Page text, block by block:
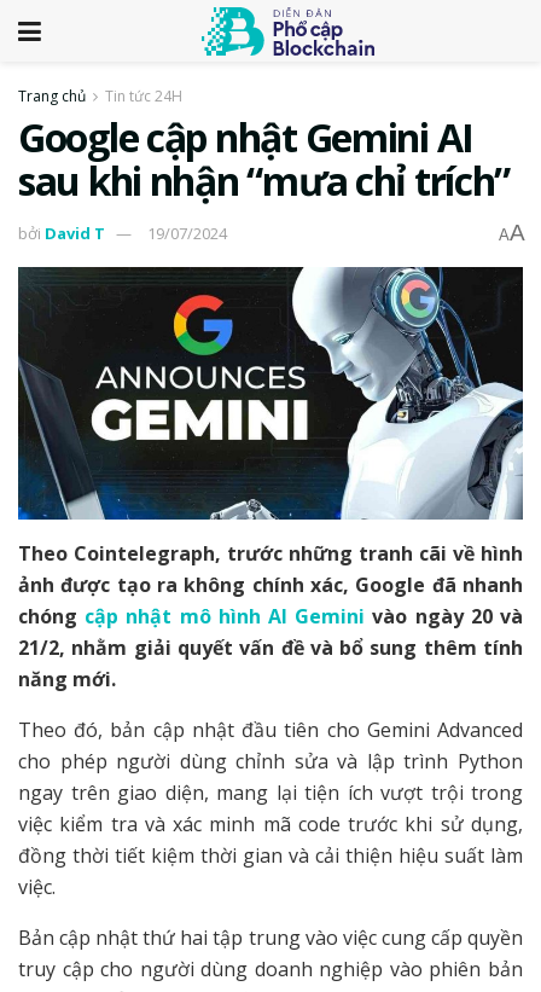
Trang chủ Tin tức 24H
Google cập nhật Gemini AI
sau khi nhận “mưa chỉ trích”
bởi David T 19/07/2024 AA
Theo Cointelegraph, trước những tranh cãi về hình
ảnh được tạo ra không chính xác, Google đã nhanh
chóng cập nhật mô hình AI Geminivào ngày 20 và
21/2, nhằm giải quyết vấn đề và bổ sung thêm tính
năng mới.
Theo đó, bản cập nhật đầu tiên cho Gemini Advanced
cho phép người dùng chỉnh sửa và lập trình Python
ngay trên giao diện, mang lại tiện ích vượt trội trong
việc kiểm tra và xác minh mã code trước khi sử dụng,
đồng thời tiết kiệm thời gian và cải thiện hiệu suất làm
việc.
Bản cập nhật thứ hai tập trung vào việc cung cấp quyền
truy cập cho người dùng doanh nghiệp vào phiên bản